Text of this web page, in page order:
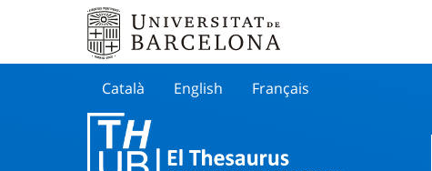
Català English Français